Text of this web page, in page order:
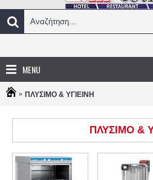
MENU
ΠΛΥΣΙΜΟ & ΥΓΙΕΙΝΗ
ΠΛΥΣΙΜΟ &